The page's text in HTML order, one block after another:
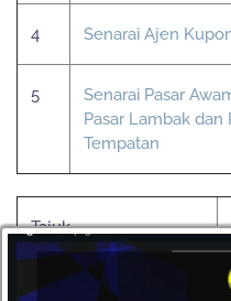
4 Senarai Ajen
5
Senarai Pasar
Pasar Lambak dan
Tempatan
Tajuk
Keterangan